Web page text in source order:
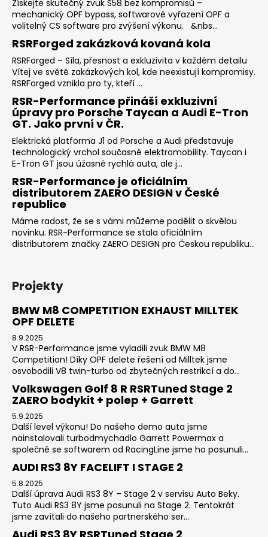
Získejte skutečný zvuk S58 bez kompromisů –
mechanický OPF bypass, softwarové vyřazení OPF a
volitelný CS software pro zvýšení výkonu. &nbs...
RSRForged zakázková kovaná kola
RSRForged – Síla, přesnost a exkluzivita v každém detailu
Vítej ve světě zakázkových kol, kde neexistují kompromisy.
RSRForged vznikla pro ty, kteří ...
RSR-Performance přináší exkluzivní
úpravy pro Porsche Taycan a Audi E-Tron
GT. Jako první v ČR.
Elektrická platforma J1 od Porsche a Audi představuje
technologický vrchol současné elektromobility. Taycan i
E-Tron GT jsou úžasně rychlá auta, ale j...
RSR-Performance je oficiálním
distributorem ZAERO DESIGN v České
republice
Máme radost, že se s vámi můžeme podělit o skvělou
novinku. RSR-Performance se stala oficiálním
distributorem značky ZAERO DESIGN pro Českou republiku...
Projekty
BMW M8 COMPETITION EXHAUST MILLTEK
OPF DELETE
8.9.2025
V RSR-Performance jsme vyladili zvuk BMW M8
Competition! Díky OPF delete řešení od Milltek jsme
osvobodili V8 twin-turbo od zbytečných restrikcí a do...
Volkswagen Golf 8 R RSRTuned Stage 2
ZAERO bodykit + polep + Garrett
5.9.2025
Další level výkonu! Do našeho demo auta jsme
nainstalovali turbodmychadlo Garrett Powermax a
společně se softwarem od RacingLine jsme ho posunuli...
AUDI RS3 8Y FACELIFT I STAGE 2
5.8.2025
Další úprava Audi RS3 8Y – Stage 2 v servisu Auto Beky.
Tuto Audi RS3 8Y jsme posunuli na Stage 2. Tentokrát
jsme zavítali do našeho partnerského ser...